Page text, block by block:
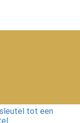
sleutel tot een